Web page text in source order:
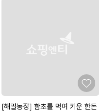
[해밀농장] 함초를 먹여 키운 한돈